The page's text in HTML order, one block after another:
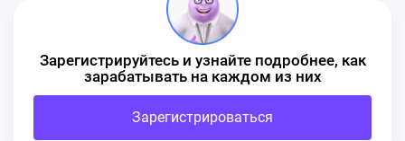
Зарегистрируйтесь и узнайте подробнее, как
зарабатывать на каждом из них
Зарегистрироваться